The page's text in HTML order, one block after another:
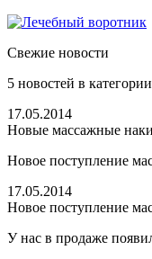
Свежие новости
5 новостей в категории
17.05.2014
Новые массажные
Новое поступление
17.05.2014
Новое поступление
У нас в продаже